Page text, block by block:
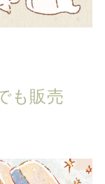
も販売